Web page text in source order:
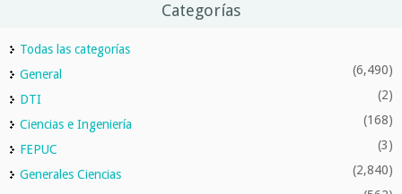
Categorías
Todas las categorías
General
(6,490)
DTI (2)
Ciencias e Ingeniería (168)
FEPUC (3)
Generales Ciencias (2,840)